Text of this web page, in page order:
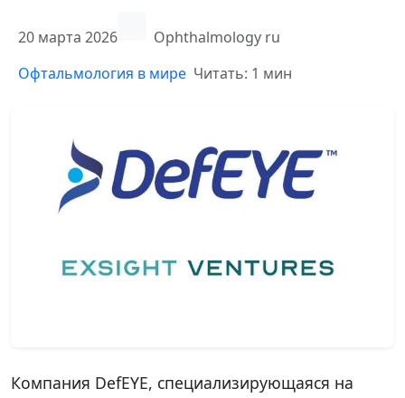
20 марта 2026
Ophthalmology ru
Офтальмология в мире Читать: 1 мин
Компания DefEYE, специализирующаяся на